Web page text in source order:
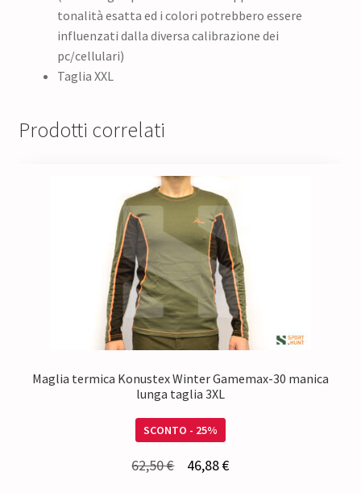
tonalità esatta ed i colori potrebbero essere
influenzati dalla diversa calibrazione dei
pc/cellulari)
Taglia XXL
Prodotti correlati
Maglia termica Konustex Winter Gamemax-30 manica
lunga taglia 3XL
SCONTO - 25%
62,50€ 46,88€Il